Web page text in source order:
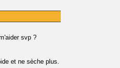
svp ?
et ne sèche plus.